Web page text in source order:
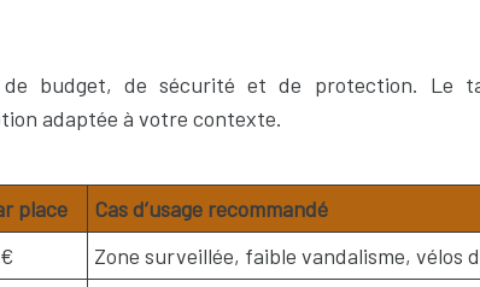
budget, de sécurité et de protection. Le
adaptée à votre contexte.
place
Cas d’usage recommandé
Zone surveillée, faible vandalisme, vélos